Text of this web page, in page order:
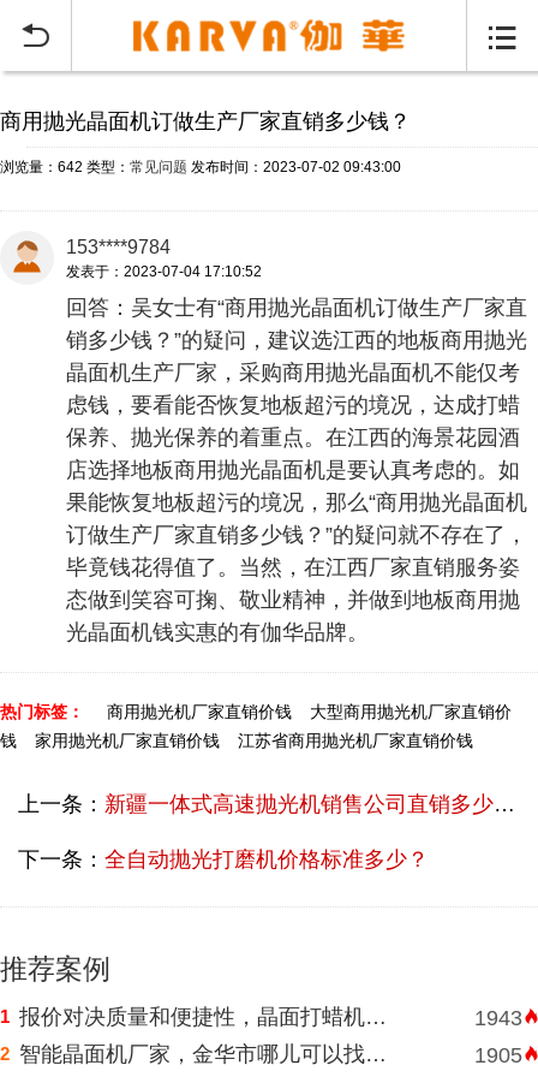
 
商用抛光晶面机订做生产厂家直销多少钱？
浏览量：642 类型： 常见问题 发布时间：2023-07-02 09:43:00
153****9784
发表于：2023-07-04 17:10:52
回答：吴女士有“商用抛光晶面机订做生产厂家直
销多少钱？”的疑问，建议选江西的地板商用抛光
晶面机生产厂家，采购商用抛光晶面机不能仅考
虑钱，要看能否恢复地板超污的境况，达成打蜡
保养、抛光保养的着重点。在江西的海景花园酒
店选择地板商用抛光晶面机是要认真考虑的。如
果能恢复地板超污的境况，那么“商用抛光晶面机
订做生产厂家直销多少钱？”的疑问就不存在了，
毕竟钱花得值了。当然，在江西厂家直销服务姿
态做到笑容可掬、敬业精神，并做到地板商用抛
光晶面机钱实惠的有伽华品牌。
热门标签： 商用抛光机厂家直销价钱
大型商用抛光机厂家直销价
钱
家用抛光机厂家直销价钱 江苏省商用抛光机厂家直销价钱
上一条： 新疆一体式高速抛光机销售公司直销多少收费？
下一条： 全自动抛光打磨机价格标准多少？
推荐案例
1 报价对决质量和便捷性，晶面打蜡机河南挑选需明智判断 1943
2 智能晶面机厂家，金华市哪儿可以找到价格表合理水磨石晶面机？ 1905